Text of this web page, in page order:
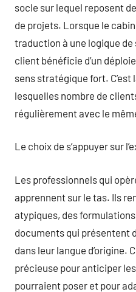
socle sur lequel reposent
de projets. Lorsque le
traduction à une logique de
client bénéficie d’un
sens stratégique fort. C’est
lesquelles nombre de
régulièrement avec le
Le choix de s’appuyer sur
Les professionnels qui
apprennent sur le tas. Ils
atypiques, des
documents qui présentent
dans leur langue d’origine.
précieuse pour anticiper
pourraient poser et pour